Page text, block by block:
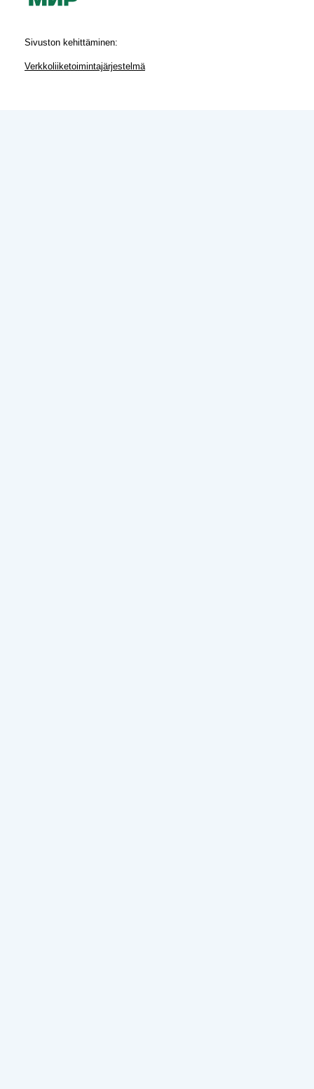
Sivuston kehittäminen:
Verkkoliiketoimintajärjestelmä